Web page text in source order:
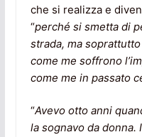
che si realizza e
“perché si smetta di
strada, ma
come me soffrono
come me in passato
“Avevo otto anni
la sognavo da donna.